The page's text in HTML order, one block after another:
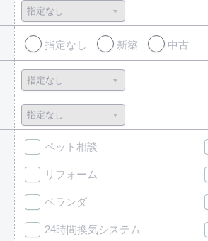
指定なし 新築 中古
ペット相談
リフォーム
ベランダ
24時間換気システム